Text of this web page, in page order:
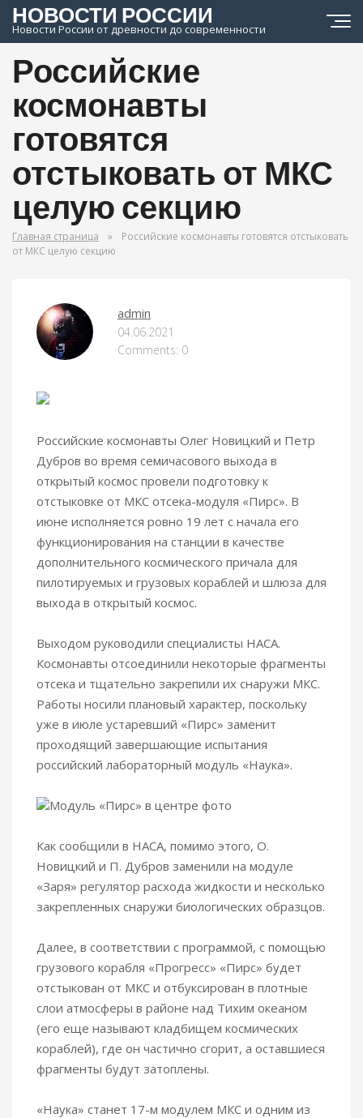
НОВОСТИ РОССИИ
Новости России от древности до современности
Российские
космонавты
готовятся
отстыковать от МКС
целую секцию
Главная страница »
Российские космонавты готовятся отстыковать
от МКС целую секцию
ОРУЖИЕ МИРА
admin
04.06.2021
Comments: 0
Российские космонавты Олег Новицкий и Петр
Дубров во время семичасового выхода в
открытый космос провели подготовку к
отстыковке от МКС отсека-модуля «Пирс». В
июне исполняется ровно 19 лет с начала его
функционирования на станции в качестве
дополнительного космического причала для
пилотируемых и грузовых кораблей и шлюза для
выхода в открытый космос.
Выходом руководили специалисты НАСА.
Космонавты отсоединили некоторые фрагменты
отсека и тщательно закрепили их снаружи МКС.
Работы носили плановый характер, поскольку
уже в июле устаревший «Пирс» заменит
проходящий завершающие испытания
российский лабораторный модуль «Наука».
Модуль «Пирс» в центре фото
Как сообщили в НАСА, помимо этого, О.
Новицкий и П. Дубров заменили на модуле
«Заря» регулятор расхода жидкости и несколько
закрепленных снаружи биологических образцов.
Далее, в соответствии с программой, с помощью
грузового корабля «Прогресс» «Пирс» будет
отстыкован от МКС и отбуксирован в плотные
слои атмосферы в районе над Тихим океаном
(его еще называют кладбищем космических
кораблей), где он частично сгорит, а оставшиеся
фрагменты будут затоплены.
«Наука» станет 17-м модулем МКС и одним из